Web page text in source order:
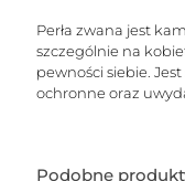
Perła zwana jest
szczególnie na
pewności siebie.
ochronne oraz
Podobne